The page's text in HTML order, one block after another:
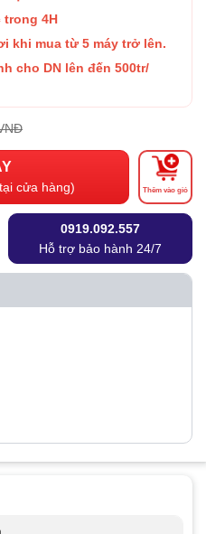
trong 4H
khi mua từ 5 máy trở lên.
cho DN lên đến 500tr/
cửa hàng) Thêm vào giỏ
0919.092.557
Hỗ trợ bảo hành 24/7